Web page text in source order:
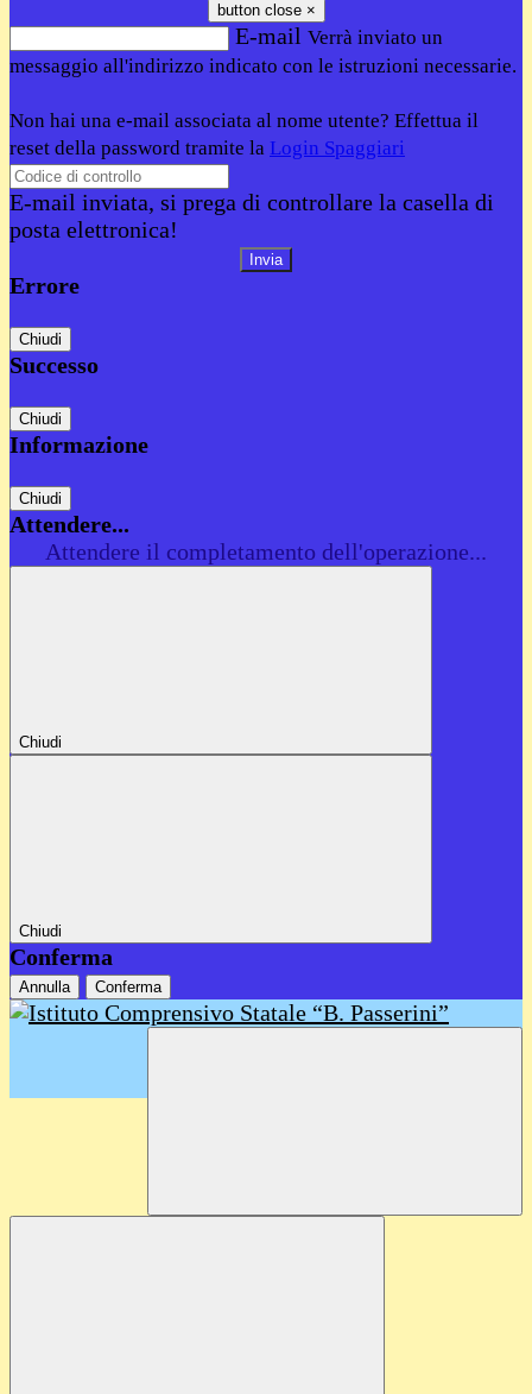
button close ×
E-mail Verrà inviato un
messaggio all'indirizzo indicato con le istruzioni necessarie.
Non hai una e-mail associata al nome utente? Effettua il
reset della password tramite la Login Spaggiari
E-mail inviata, si prega di controllare la casella di
posta elettronica!
Errore
Chiudi
Successo
Chiudi
Informazione
Chiudi
Attendere...
Attendere il completamento dell'operazione...
Chiudi
Chiudi
Conferma
Annulla Conferma